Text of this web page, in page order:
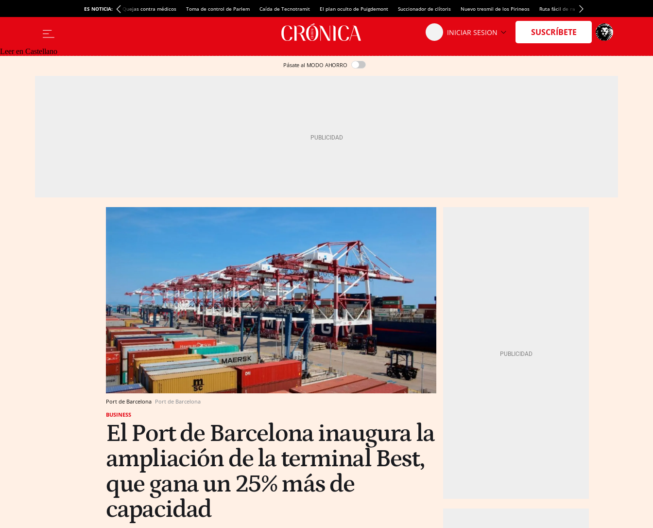
ES NOTICIA: Quejas contra médicos Toma de control de Parlem Caída de Tecnotramit El plan oculto de Puigdemont Succionador de clítoris Nuevo tresmil de los Pirineos Ruta fácil de montaña
Leer en Castellano
Pásate al MODO AHORRO
Port de Barcelona Port de Barcelona
BUSINESS
El Port de Barcelona inaugura la
ampliación de la terminal Best,
que gana un 25% más de
capacidad